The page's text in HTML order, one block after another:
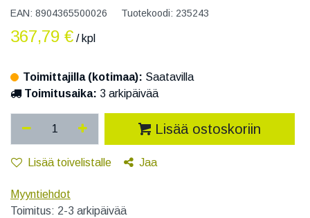
EAN: 8904365500026 Tuotekoodi: 235243
367,79 € / kpl
Toimittajilla (kotimaa): Saatavilla
Toimitusaika: 3 arkipäivää
Lisää ostoskoriin
Lisää toivelistalle Jaa
Myyntiehdot
Toimitus: 2-3 arkipäivää